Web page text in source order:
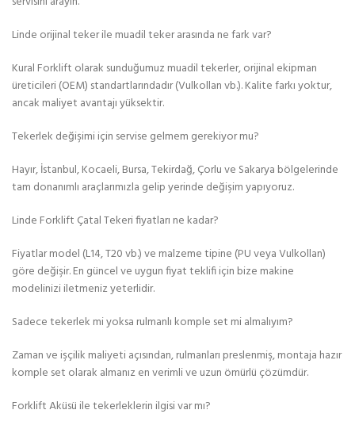
Linde orijinal teker ile muadil teker arasında ne fark var?
Kural Forklift olarak sunduğumuz muadil tekerler, orijinal ekipman
üreticileri (OEM) standartlarındadır (Vulkollan vb.). Kalite farkı yoktur,
ancak maliyet avantajı yüksektir.
Tekerlek değişimi için servise gelmem gerekiyor mu?
Hayır, İstanbul, Kocaeli, Bursa, Tekirdağ, Çorlu ve Sakarya bölgelerinde
tam donanımlı araçlarımızla gelip yerinde değişim yapıyoruz.
Linde Forklift Çatal Tekeri fiyatları ne kadar?
Fiyatlar model (L14, T20 vb.) ve malzeme tipine (PU veya Vulkollan)
göre değişir. En güncel ve uygun fiyat teklifi için bize makine
modelinizi iletmeniz yeterlidir.
Sadece tekerlek mi yoksa rulmanlı komple set mi almalıyım?
Zaman ve işçilik maliyeti açısından, rulmanları preslenmiş, montaja hazır
komple set olarak almanız en verimli ve uzun ömürlü çözümdür.
Forklift Aküsü ile tekerleklerin ilgisi var mı?